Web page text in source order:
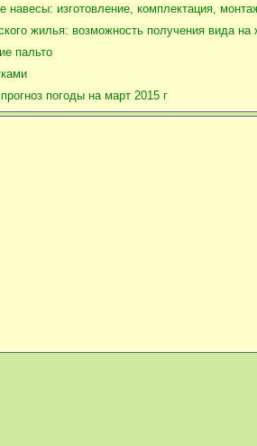
навесы: изготовление, комплектация,
жилья: возможность получения вида на
пальто
погоды на март 2015 г